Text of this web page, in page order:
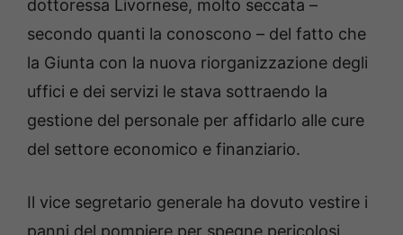
dottoressa Livornese, molto seccata –
secondo quanti la conoscono – del fatto che
la Giunta con la nuova riorganizzazione degli
uffici e dei servizi le stava sottraendo la
gestione del personale per affidarlo alle cure
del settore economico e finanziario.
Il vice segretario generale ha dovuto vestire i